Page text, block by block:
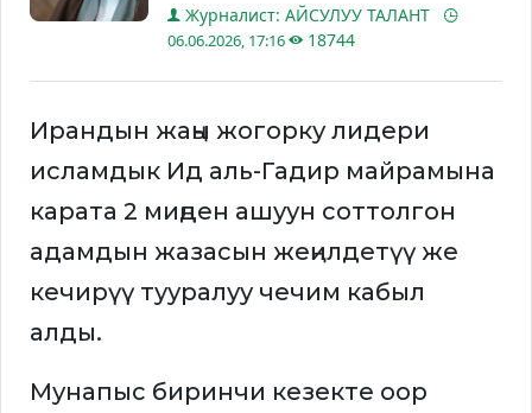
Журналист: АЙСУЛУУ ТАЛАНТ
06.06.2026, 17:16 18744
Ирандын жаңы жогорку лидери
исламдык Ид аль-Гадир майрамына
карата 2 миңден ашуун соттолгон
адамдын жазасын жеңилдетүү же
кечирүү тууралуу чечим кабыл
алды.
Мунапыс биринчи кезекте оор